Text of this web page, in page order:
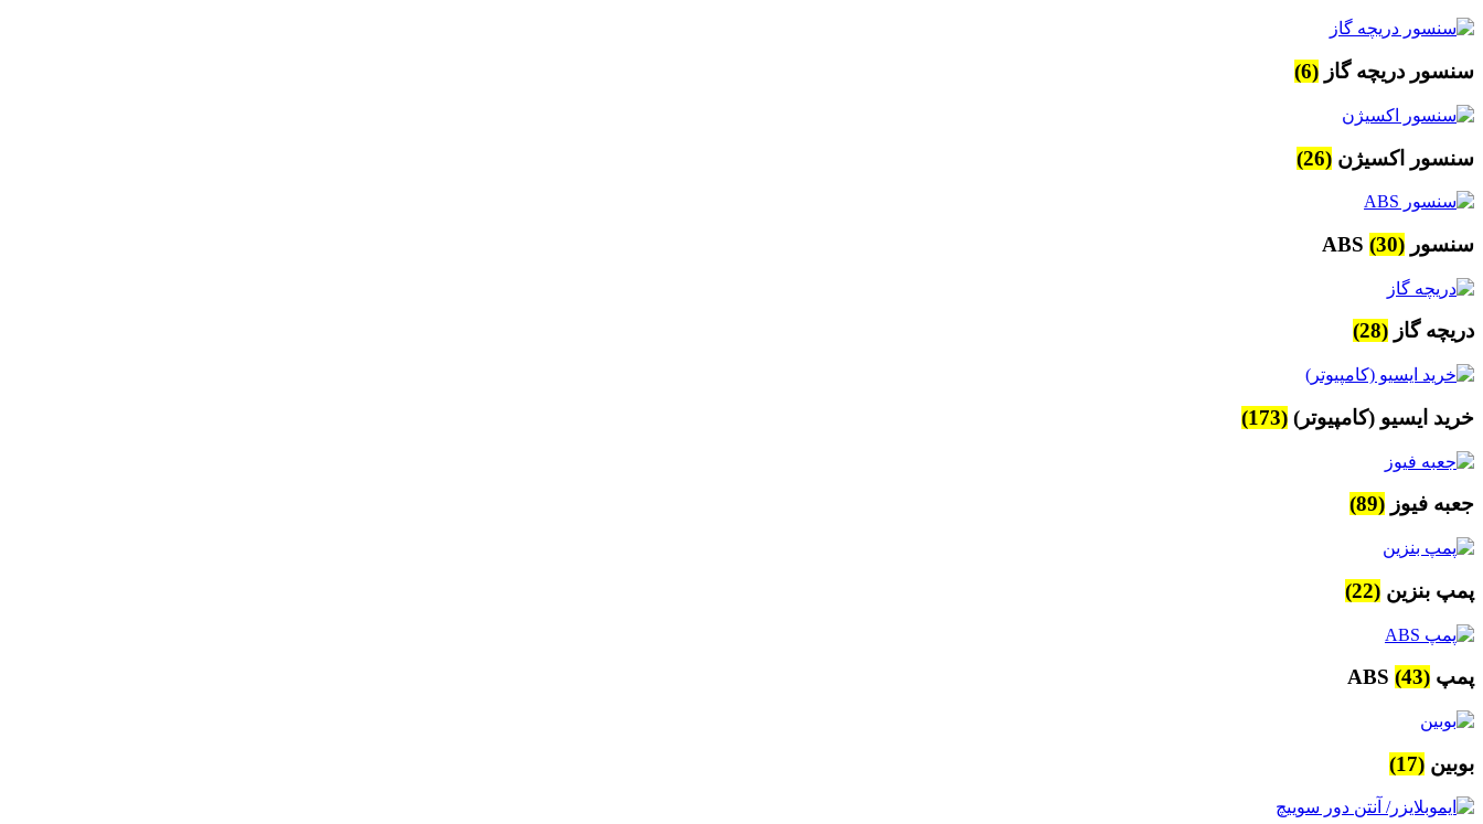
سنسور دریچه گاز (6)
سنسور اکسیژن (26)
سنسور ABS (30)
دریچه گاز (28)
خرید ایسیو (کامپیوتر) (173)
جعبه فیوز (89)
پمپ بنزین (22)
پمپ ABS (43)
بوبین (17)